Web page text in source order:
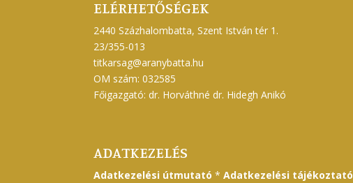
ELÉRHETŐSÉGEK
2440 Százhalombatta, Szent István tér 1.
23/355-013
titkarsag@aranybatta.hu
OM szám: 032585
Főigazgató: dr. Horváthné dr. Hidegh Anikó
ADATKEZELÉS
Adatkezelési útmutató *Adatkezelési tájékoztató